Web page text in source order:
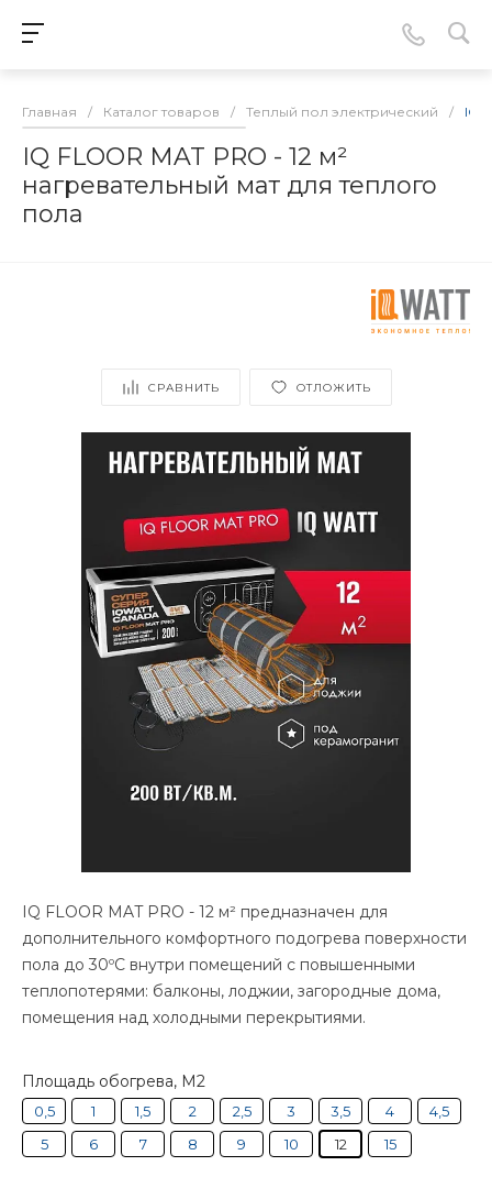
Главная / Каталог товаров / Теплый пол электрический / IQ
IQ FLOOR MAT PRO - 12 м²
нагревательный мат для теплого
пола
СРАВНИТЬ ОТЛОЖИТЬ
IQ FLOOR MAT PRO - 12 м² предназначен для
дополнительного комфортного подогрева поверхности
пола до 30ºС внутри помещений с повышенными
теплопотерями: балконы, лоджии, загородные дома,
помещения над холодными перекрытиями.
Площадь обогрева, М2
0,5 1 1,5 2 2,5 3 3,5 4
4,5
5
6 7 8 9 10 12 15